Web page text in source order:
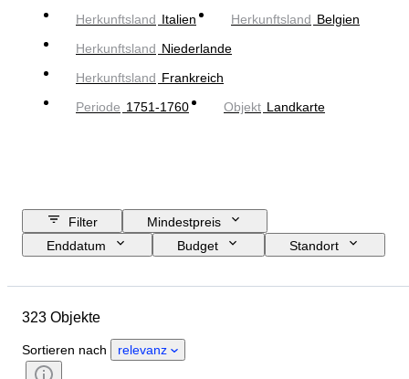
Herkunftsland Italien Herkunftsland Belgien
Herkunftsland Niederlande
Herkunftsland Frankreich
Periode 1751-1760 Objekt Landkarte
Filter
Mindestpreis
Enddatum
Budget
Standort
Material
Technik
Einband
Auflage
323 Objekte
Sortieren nach relevanz